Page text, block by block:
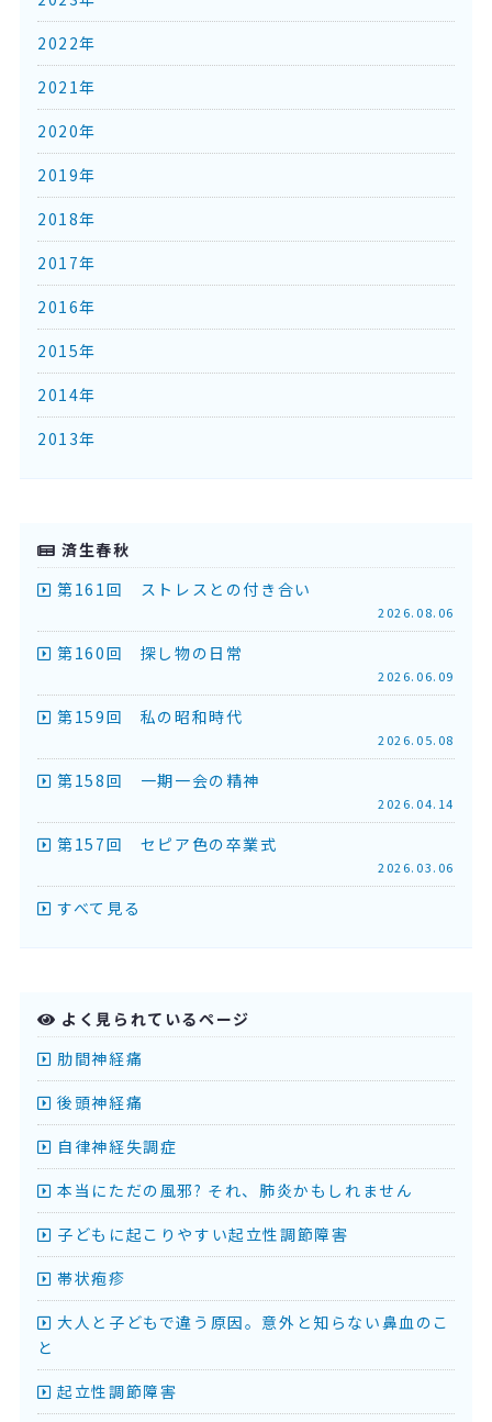
2022年
2021年
2020年
2019年
2018年
2017年
2016年
2015年
2014年
2013年
済生春秋
第161回 ストレスとの付き合い
2026.08.06
第160回 探し物の日常
2026.06.09
第159回 私の昭和時代
2026.05.08
第158回 一期一会の精神
2026.04.14
第157回 セピア色の卒業式
2026.03.06
すべて見る
よく見られているページ
肋間神経痛
後頭神経痛
自律神経失調症
本当にただの風邪? それ、肺炎かもしれません
子どもに起こりやすい起立性調節障害
帯状疱疹
大人と子どもで違う原因。意外と知らない鼻血のこ
と
起立性調節障害